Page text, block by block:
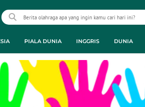
PIALA DUNIA INGGRIS DUNIA